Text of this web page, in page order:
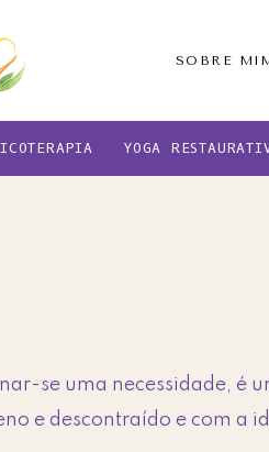
SOBRE
YOGA
se uma necessidade, é
e descontraído e com a